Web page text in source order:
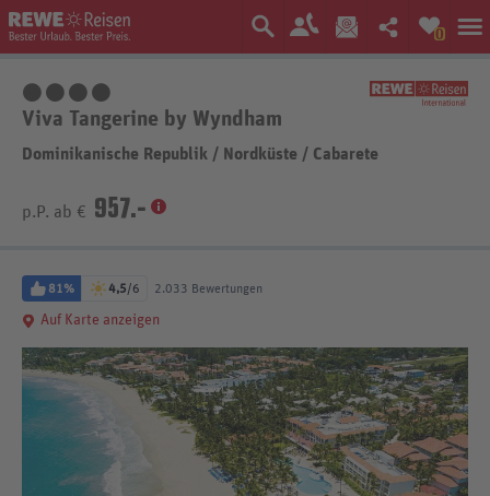
0
Viva Tangerine by Wyndham
Dominikanische Republik / Nordküste / Cabarete
p.P. ab € 957.-
81% 4,5/6 2.033 Bewertungen
Auf Karte anzeigen